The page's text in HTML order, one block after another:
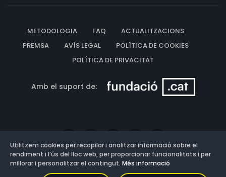
METODOLOGIA FAQ
ACTUALITZACIONS
PREMSA
AVÍS LEGAL
POLÍTICA DE COOKIES
POLÍTICA DE PRIVACITAT
Amb el suport de:
Utilitzem cookies per recopilar i analitzar informació sobre el
rendiment i l’ús del lloc web, per proporcionar funcionalitats i per
millorar i personalitzar el contingut. Més informació